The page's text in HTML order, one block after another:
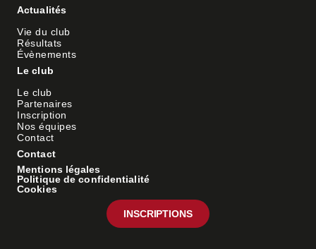
Mentions légales
Politique de confidentialité
Cookies
Actualités
Vie du club
Résultats
Évènements
Le club
Le club
Partenaires
Inscription
Nos équipes
Contact
Contact
INSCRIPTIONS